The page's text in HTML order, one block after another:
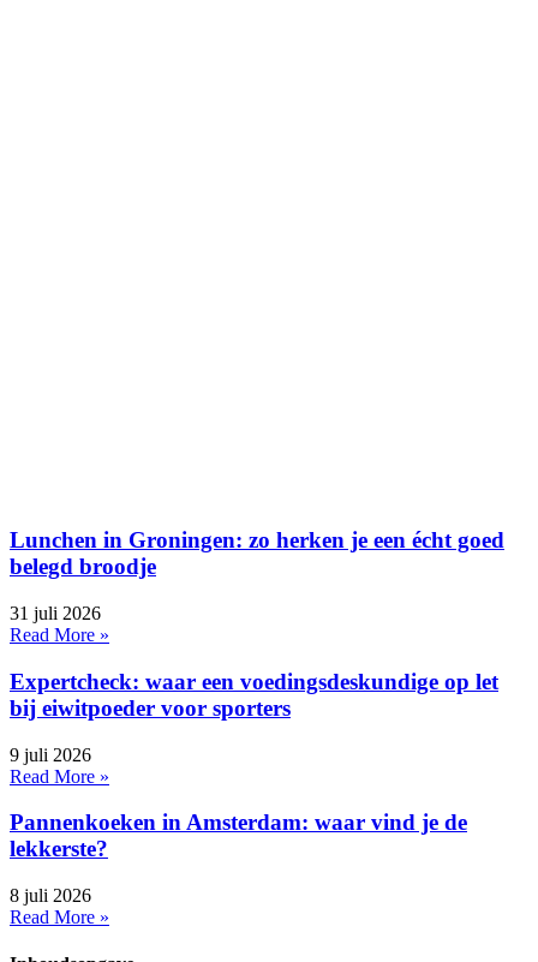
Lunchen in Groningen: zo herken je een écht goed
belegd broodje
31 juli 2026
Read More »
Expertcheck: waar een voedingsdeskundige op let
bij eiwitpoeder voor sporters
9 juli 2026
Read More »
Pannenkoeken in Amsterdam: waar vind je de
lekkerste?
8 juli 2026
Read More »